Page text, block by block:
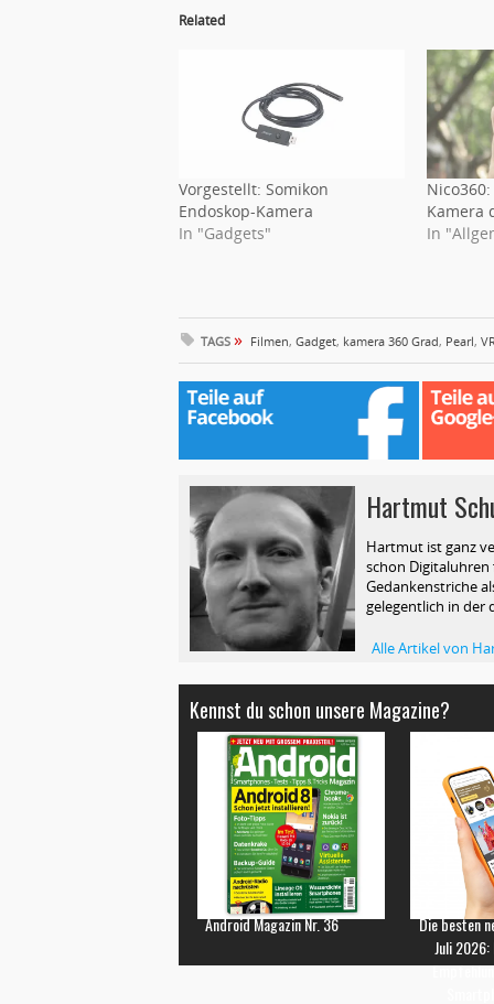
Related
Vorgestellt: Somikon
Endoskop-Kamera
In "Gadgets"
Kamera
In
TAGS » Filmen, Gadget, kamera 360 Grad, Pearl, VR
Hartmut
Hartmut ist ganz
schon
Gedankenstriche
gelegentlich in der
Alle Artikel von
Kennst du schon unsere Magazine?
Android Magazin Nr. 36
Die besten
Juli